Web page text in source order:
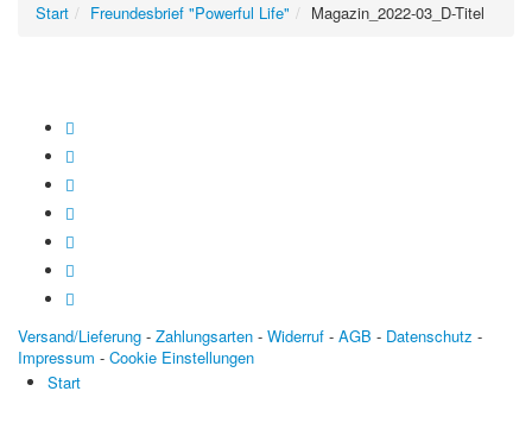
Start Freundesbrief "Powerful Life" Magazin_2022-03_D-Titel
Versand/Lieferung - Zahlungsarten - Widerruf - AGB - Datenschutz -
Impressum - Cookie Einstellungen
Start